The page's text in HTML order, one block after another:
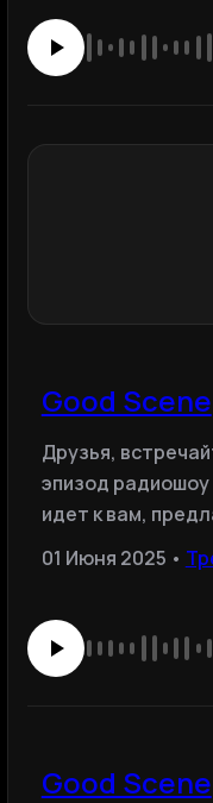
Good Scene
Друзья,
эпизод радиошоу
идет к вам,
01 Июня 2025 •
Good Scene